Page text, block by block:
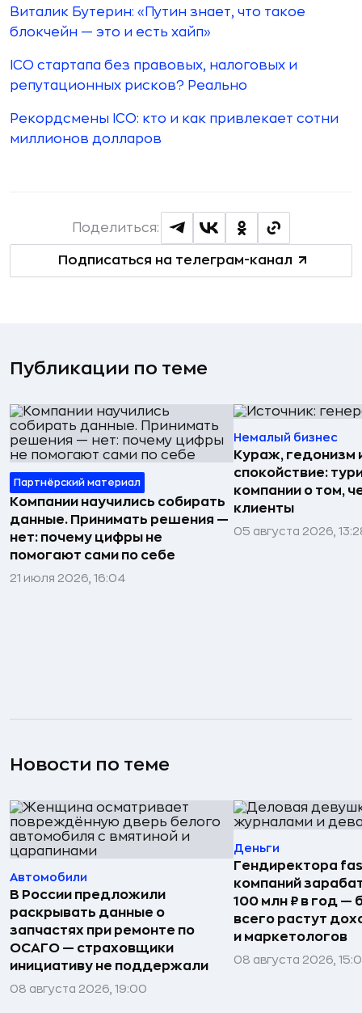
Виталик Бутерин: «Путин знает, что такое
блокчейн — это и есть хайп»
ICO стартапа без правовых, налоговых и
репутационных рисков? Реально
Рекордсмены ICO: кто и как привлекает сотни
миллионов долларов
Подписаться на телеграм-канал
Поделиться:
Публикации по теме
Партнёрский материал
Компании научились собирать
данные. Принимать решения —
нет: почему цифры не
помогают сами по себе
21 июля 2026, 16:04
Немалый бизнес
Кураж, гедонизм
спокойствие:
компании о том,
клиенты
05 августа 2026,
Новости по теме
Автомобили
В России предложили
раскрывать данные о
запчастях при ремонте по
ОСАГО — страховщики
инициативу не поддержали
08 августа 2026, 19:00
Деньги
Гендиректора
компаний
100 млн ₽ в год —
всего растут
и маркетологов
08 августа 2026,